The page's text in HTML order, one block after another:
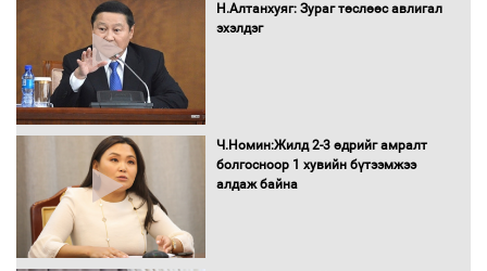
Н.Алтанхуяг: Зураг төслөөс авлигал
эхэлдэг
Ч.Номин:Жилд 2-3 өдрийг амралт
болгосноор 1 хувийн бүтээмжээ
алдаж байна